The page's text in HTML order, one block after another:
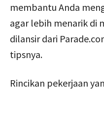
membantu Anda
agar lebih menarik di
dilansir dari
tipsnya.
Rincikan pekerjaan